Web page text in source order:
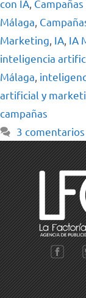
con IA
Málaga
Marketing IA IA
inteligencia
Málaga
artificial y
campañas
3 comentarios